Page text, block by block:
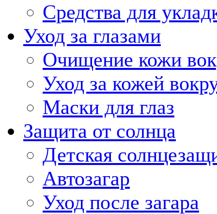
Средства для
Уход за глазами
Очищение кожи
Уход за кожей
Маски для глаз
Защита от солнца
Детская
Автозагар
Уход после загара